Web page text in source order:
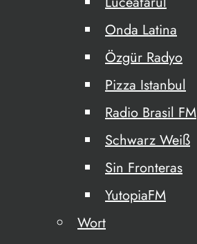
Onda Latina
Özgür Radyo
Pizza Istanbul
Radio Brasil FM
Schwarz Weiß
Sin Fronteras
YutopiaFM
Wort